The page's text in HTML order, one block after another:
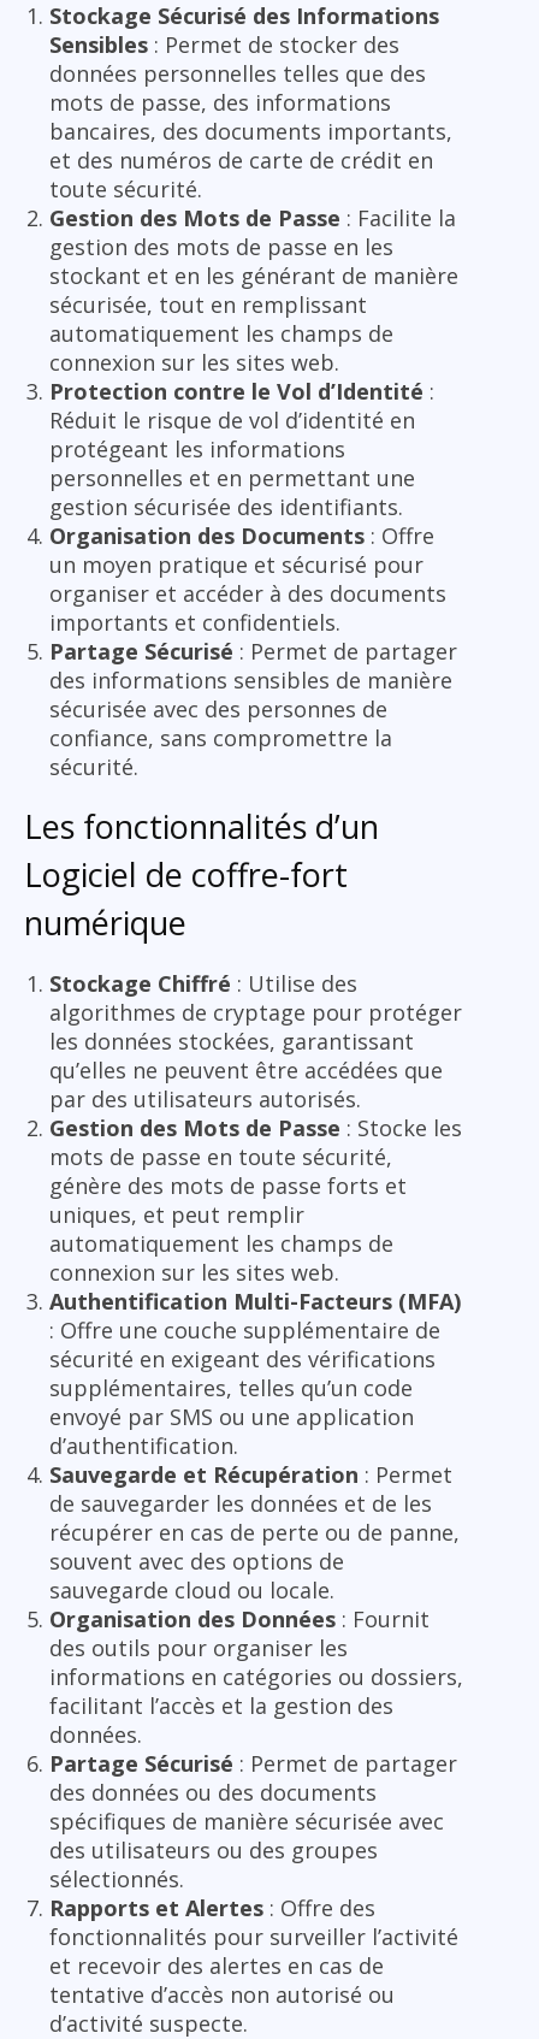
Stockage Sécurisé des Informations
Sensibles : Permet de stocker des
données personnelles telles que des
mots de passe, des informations
bancaires, des documents importants,
et des numéros de carte de crédit en
toute sécurité.
Gestion des Mots de Passe : Facilite la
gestion des mots de passe en les
stockant et en les générant de manière
sécurisée, tout en remplissant
automatiquement les champs de
connexion sur les sites web.
Protection contre le Vol d’Identité :
Réduit le risque de vol d’identité en
protégeant les informations
personnelles et en permettant une
gestion sécurisée des identifiants.
Organisation des Documents : Offre
un moyen pratique et sécurisé pour
organiser et accéder à des documents
importants et confidentiels.
Partage Sécurisé : Permet de partager
des informations sensibles de manière
sécurisée avec des personnes de
confiance, sans compromettre la
sécurité.
Les fonctionnalités d’un
Logiciel de coffre-fort
numérique
Stockage Chiffré : Utilise des
algorithmes de cryptage pour protéger
les données stockées, garantissant
qu’elles ne peuvent être accédées que
par des utilisateurs autorisés.
Gestion des Mots de Passe : Stocke les
mots de passe en toute sécurité,
génère des mots de passe forts et
uniques, et peut remplir
automatiquement les champs de
connexion sur les sites web.
Authentification Multi-Facteurs (MFA)
: Offre une couche supplémentaire de
sécurité en exigeant des vérifications
supplémentaires, telles qu’un code
envoyé par SMS ou une application
d’authentification.
Sauvegarde et Récupération : Permet
de sauvegarder les données et de les
récupérer en cas de perte ou de panne,
souvent avec des options de
sauvegarde cloud ou locale.
Organisation des Données : Fournit
des outils pour organiser les
informations en catégories ou dossiers,
facilitant l’accès et la gestion des
données.
Partage Sécurisé : Permet de partager
des données ou des documents
spécifiques de manière sécurisée avec
des utilisateurs ou des groupes
sélectionnés.
Rapports et Alertes : Offre des
fonctionnalités pour surveiller l’activité
et recevoir des alertes en cas de
tentative d’accès non autorisé ou
d’activité suspecte.